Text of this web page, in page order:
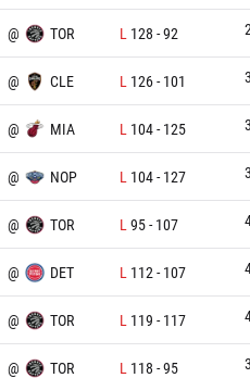
@ TOR L 128 -92
@ CLE L 126- 101
@ MIA L 104- 125
@ NOP L 104- 127
@ TOR L 95- 107
@ DET L 112 - 107
@ TOR L 119 - 117
@ TOR L 118 -95